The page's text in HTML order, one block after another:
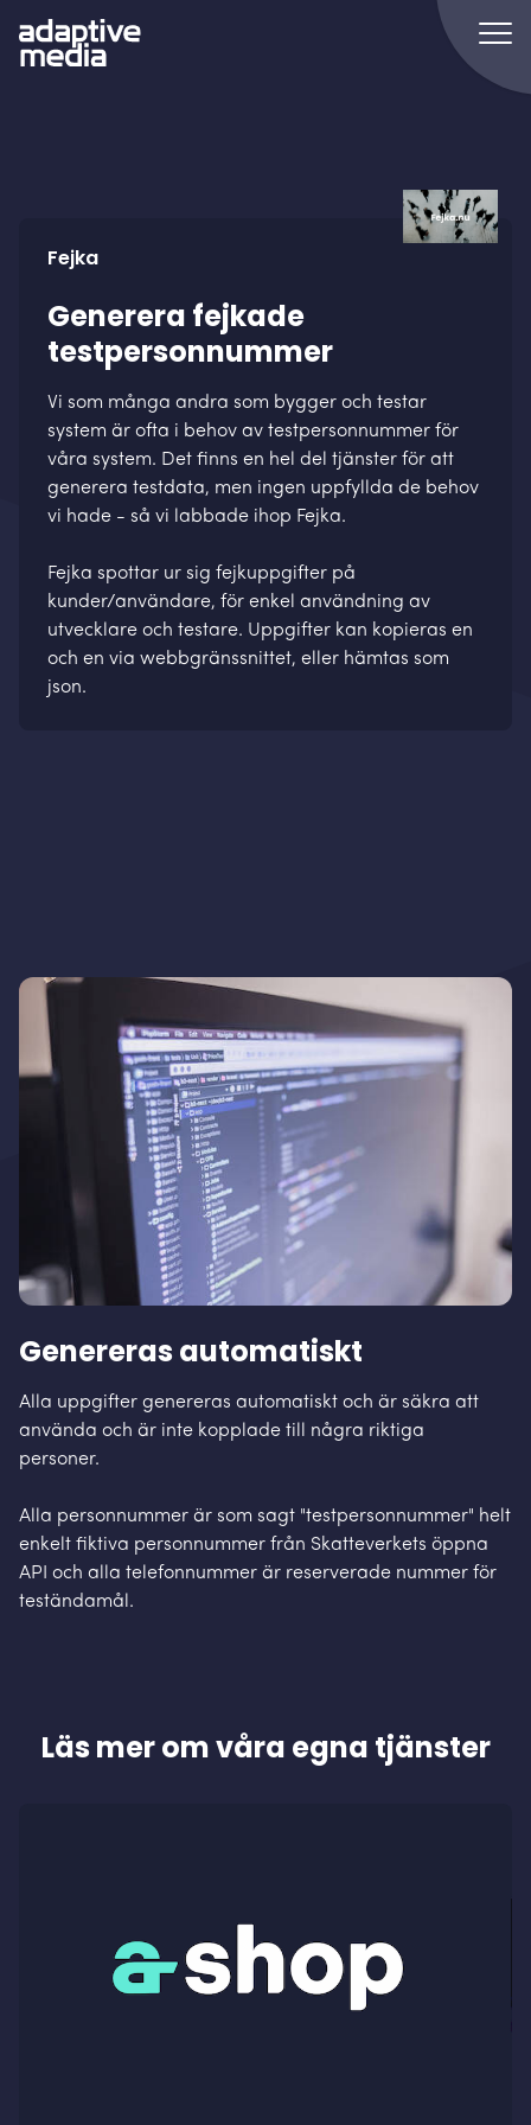
Fejka
Generera fejkade
testpersonnummer
Vi som många andra som bygger och testar
system är ofta i behov av testpersonnummer för
våra system. Det finns en hel del tjänster för att
generera testdata, men ingen uppfyllda de behov
vi hade - så vi labbade ihop Fejka.
Fejka spottar ur sig fejkuppgifter på
kunder/användare, för enkel användning av
utvecklare och testare. Uppgifter kan kopieras en
och en via webbgränssnittet, eller hämtas som
json.
Genereras automatiskt
Alla uppgifter genereras automatiskt och är säkra att
använda och är inte kopplade till några riktiga
personer.
Alla personnummer är som sagt "testpersonnummer" helt
enkelt fiktiva personnummer från Skatteverkets öppna
API och alla telefonnummer är reserverade nummer för
teständamål.
Läs mer om våra egna tjänster